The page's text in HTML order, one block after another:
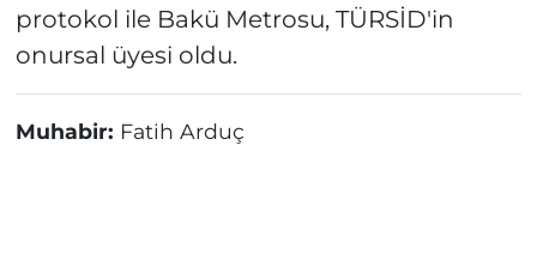
protokol ile Bakü Metrosu, TÜRSİD'in
onursal üyesi oldu.
Muhabir: Fatih Arduç